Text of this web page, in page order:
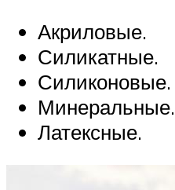
Акриловые.
Силикатные.
Силиконовые.
Минеральные.
Латексные.